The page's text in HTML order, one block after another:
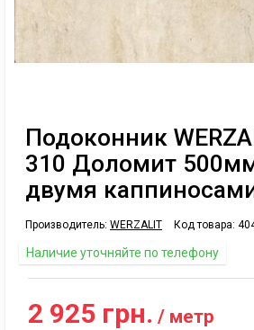
Подоконник
310 Доломит
двумя
Производитель: WERZALIT Код товара:
Наличие уточняйте по телефону
2 925 грн. / метр